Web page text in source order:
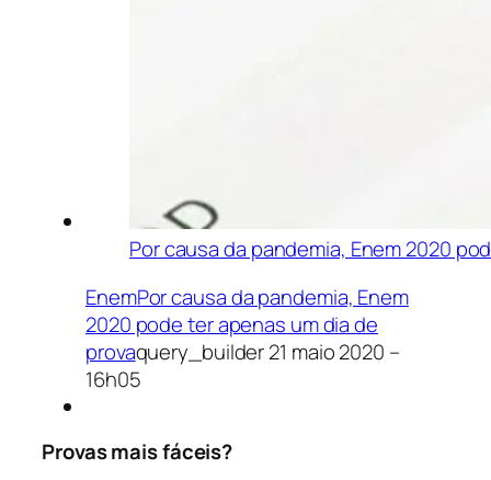
Por causa da pandemia, Enem 2020
EnemPor causa da pandemia, Enem
2020 pode ter apenas um dia de
provaquery_builder21 maio 2020 –
16h05
Provas mais fáceis?